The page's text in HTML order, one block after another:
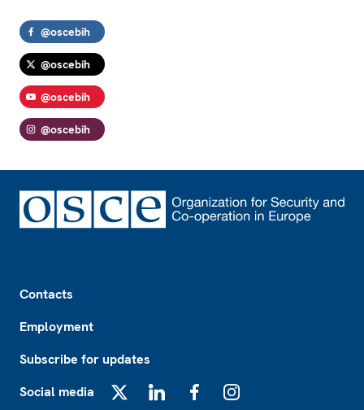
@oscebih
@oscebih
@oscebih
@oscebih
Contacts
Employment
Subscribe for updates
Social media